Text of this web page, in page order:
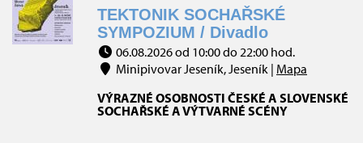
TEKTONIK SOCHAŘSKÉ
SYMPOZIUM / Divadlo
06.08.2026 od 10:00 do 22:00 hod.
Minipivovar Jeseník, Jeseník | Mapa
VÝRAZNÉ OSOBNOSTI ČESKÉ A SLOVENSKÉ
SOCHAŘSKÉ A VÝTVARNÉ SCÉNY